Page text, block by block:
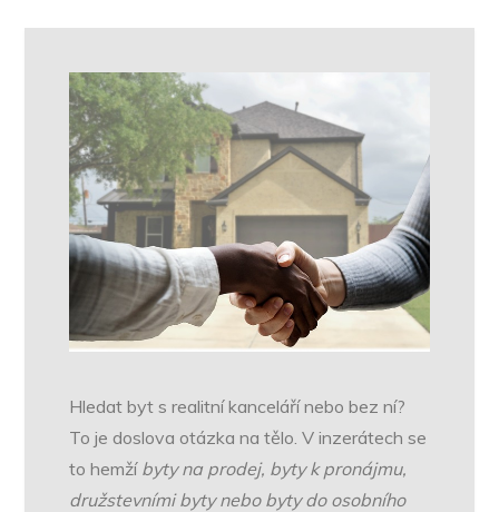
Hledat byt s realitní kanceláří nebo bez ní?
To je doslova otázka na tělo. V inzerátech se
to hemží byty na prodej, byty k pronájmu,
družstevními byty nebo byty do osobního